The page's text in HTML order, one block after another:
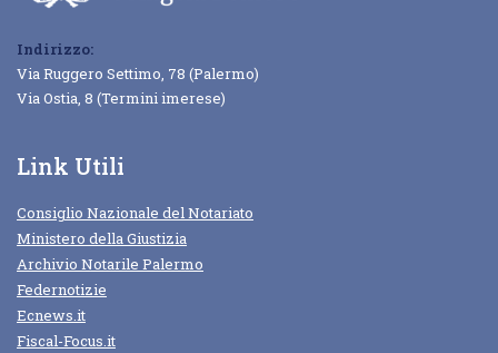
Indirizzo:
Via Ruggero Settimo, 78 (Palermo)
Via Ostia, 8 (Termini imerese)
Link Utili
Consiglio Nazionale del Notariato
Ministero della Giustizia
Archivio Notarile Palermo
Federnotizie
Ecnews.it
Fiscal-Focus.it